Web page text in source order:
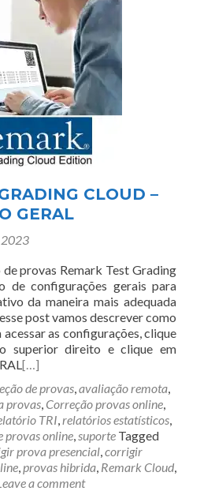
CLOUD –
GERAL
2023
provas Remark Test Grading
de configurações gerais para
da maneira mais adequada
post vamos descrever como
acessar as configurações, clique
superior direito e clique em
[…]
de provas,avaliação remota,
provas, Correção provas online,
TRI,relatórios estatísticos,
provas online,suporte Tagged
prova presencial,corrigir
,provas hibrida, Remark Cloud,
a comment